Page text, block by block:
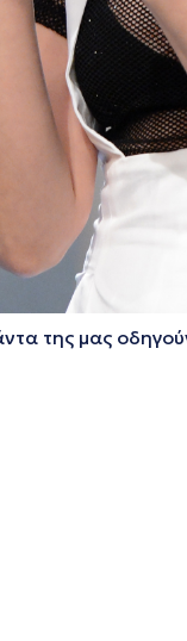
της μας